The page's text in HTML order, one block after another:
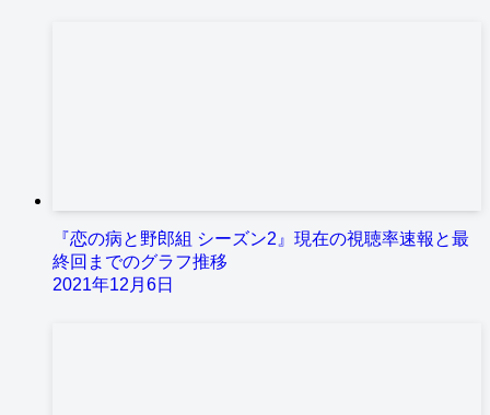
『恋の病と野郎組 シーズン2』現在の視聴率速報と最
終回までのグラフ推移
2021年12月6日